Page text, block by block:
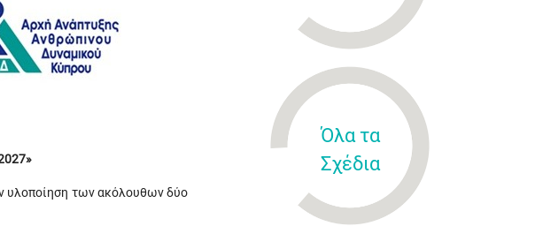
υλοποίηση των ακόλουθων δύο
Όλα τα
Σχέδια